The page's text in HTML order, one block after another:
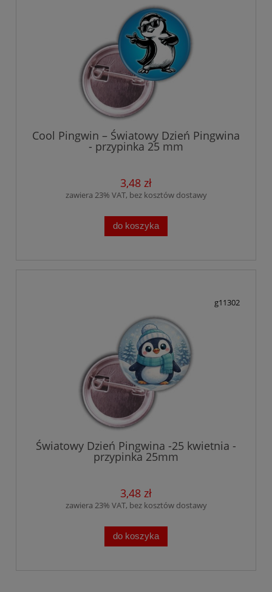
Cool Pingwin – Światowy Dzień Pingwina
- przypinka 25 mm
3,48 zł
zawiera 23% VAT, bez kosztów dostawy
do koszyka
g11302
Światowy Dzień Pingwina -25 kwietnia -
przypinka 25mm
3,48 zł
zawiera 23% VAT, bez kosztów dostawy
do koszyka